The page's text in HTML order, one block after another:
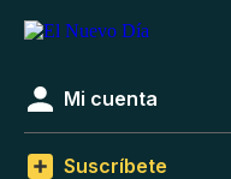
Mi cuenta
Suscríbete